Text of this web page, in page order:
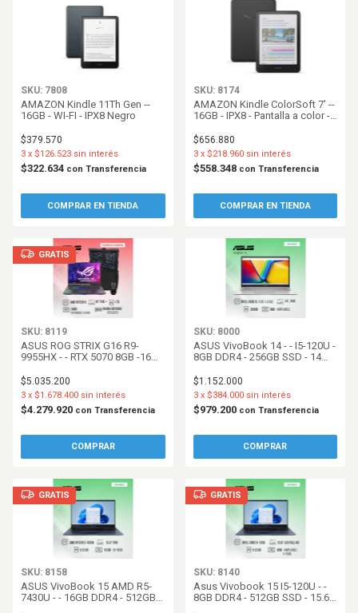
SKU: 7808
AMAZON Kindle 11Th Gen --
16GB - WI-FI - IPX8 Negro
$379.570
$322.634 con Transferencia
3 x $126.523 sin interés
COMPRAR EN TIENDA
SKU: 8174
AMAZON Kindle ColorSoft 7' --
16GB - IPX8 - Pantalla a color -
$656.880
$558.348 con Transferencia
3 x $218.960 sin interés
COMPRAR EN TIENDA
GRATIS
SKU: 8119
ASUS ROG STRIX G16 R9-
9955HX - - RTX 5070 8GB -16GB
Eclipse Gray
$5.035.200
$4.279.920 con Transferencia
3 x $1.678.400 sin interés
SKU: 8000
ASUS VivoBook 14 - - I5-120U -
8GB DDR4 - 256GB SSD - 14
$1.152.000
$979.200 con Transferencia
3 x $384.000 sin interés
GRATIS
SKU: 8158
ASUS VivoBook 15 AMD R5-
7430U - - 16GB DDR4 - 512GB
GRATIS
SKU: 8140
Asus Vivobook 15 I5-120U - -
8GB DDR4 - 512GB SSD - 15.6